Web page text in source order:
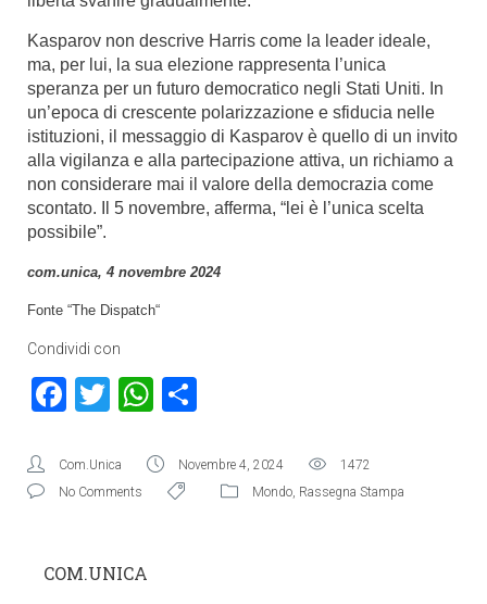
Kasparov non descrive Harris come la leader ideale,
ma, per lui, la sua elezione rappresenta l’unica
speranza per un futuro democratico negli Stati Uniti. In
un’epoca di crescente polarizzazione e sfiducia nelle
istituzioni, il messaggio di Kasparov è quello di un invito
alla vigilanza e alla partecipazione attiva, un richiamo a
non considerare mai il valore della democrazia come
scontato. Il 5 novembre, afferma, “lei è l’unica scelta
possibile”.
com.unica, 4 novembre 2024
Fonte “The Dispatch“
Condividi con
Facebook
TwitterWhatsApp
Com.Unica Novembre 4, 2024
1472
No Comments
Mondo, Rassegna Stampa
COM.UNICA